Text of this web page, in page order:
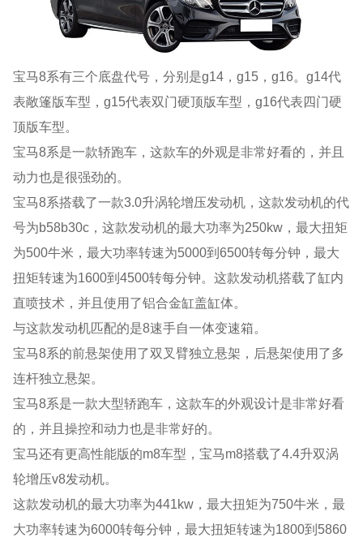
宝马8系有三个底盘代号，分别是g14，g15，g16。g14代
表敞篷版车型，g15代表双门硬顶版车型，g16代表四门硬
顶版车型。
宝马8系是一款轿跑车，这款车的外观是非常好看的，并且
动力也是很强劲的。
宝马8系搭载了一款3.0升涡轮增压发动机，这款发动机的代
号为b58b30c，这款发动机的最大功率为250kw，最大扭矩
为500牛米，最大功率转速为5000到6500转每分钟，最大
扭矩转速为1600到4500转每分钟。这款发动机搭载了缸内
直喷技术，并且使用了铝合金缸盖缸体。
与这款发动机匹配的是8速手自一体变速箱。
宝马8系的前悬架使用了双叉臂独立悬架，后悬架使用了多
连杆独立悬架。
宝马8系是一款大型轿跑车，这款车的外观设计是非常好看
的，并且操控和动力也是非常好的。
宝马还有更高性能版的m8车型，宝马m8搭载了4.4升双涡
轮增压v8发动机。
这款发动机的最大功率为441kw，最大扭矩为750牛米，最
大功率转速为6000转每分钟，最大扭矩转速为1800到5860